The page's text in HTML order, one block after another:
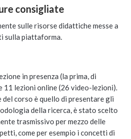
consigliate
sulle risorse didattiche messe a
sulla piattaforma.
in presenza (la prima, di
11 lezioni online (26 video-lezioni).
corso è quello di presentare gli
della ricerca, è stato scelto
trasmissivo per mezzo delle
come per esempio i concetti di